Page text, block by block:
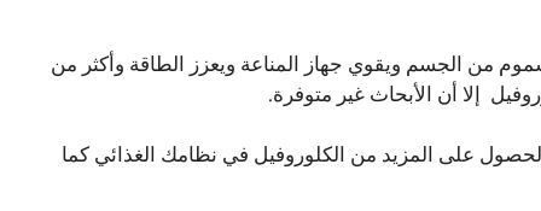
من الجسم ويقوي جهاز المناعة ويعزز الطاقة وأكثر من
إلا أن الأبحاث غير متوفرة.
على المزيد من الكلوروفيل في نظامك الغذائي كما